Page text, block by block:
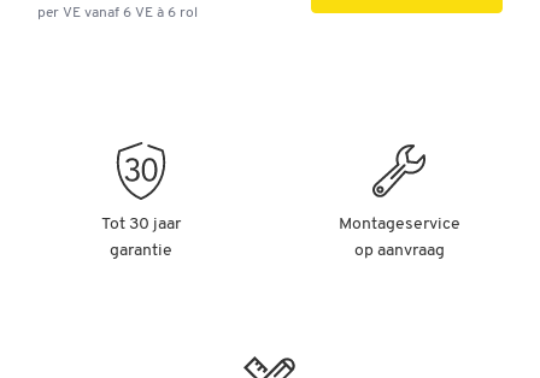
per VE vanaf 6 VE à 6 rol
Tot 30 jaar
garantie
Montageservice
op aanvraag